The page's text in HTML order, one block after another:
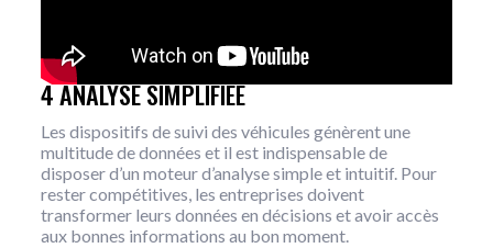
4 ANALYSE SIMPLIFIÉE
Les dispositifs de suivi des véhicules génèrent une
multitude de données et il est indispensable de
disposer d’un moteur d’analyse simple et intuitif. Pour
rester compétitives, les entreprises doivent
transformer leurs données en décisions et avoir accès
aux bonnes informations au bon moment.